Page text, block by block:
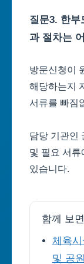
질문3. 한부
과 절차는
방문신청이
해당하는지
서류를 빠짐
담당 기관인
및 필요 서
있습니다.
함께 보
체육
및 공